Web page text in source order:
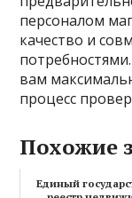
персоналом
качество и
вам
процесс
Похожие
Единый